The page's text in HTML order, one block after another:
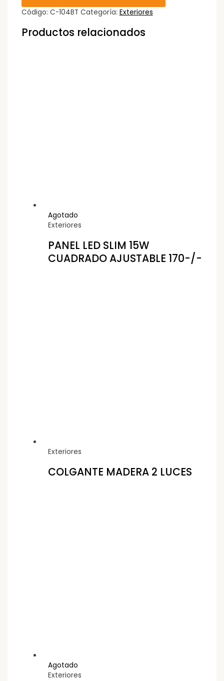
Código: C-104BT Categoría: Exteriores
Productos relacionados
Agotado
Exteriores
PANEL LED SLIM 15W
CUADRADO AJUSTABLE 170-/-
Exteriores
COLGANTE MADERA 2 LUCES
Agotado
Exteriores